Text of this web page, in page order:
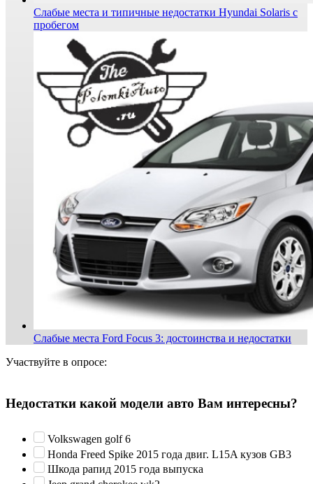
Слабые места и типичные недостатки Hyundai Solaris с
пробегом
Слабые места Ford Focus 3: достоинства и недостатки
Участвуйте в опросе:
Недостатки какой модели авто Вам интересны?
Volkswagen golf 6
Honda Freed Spike 2015 года двиг. L15A кузов GB3
Шкода рапид 2015 года выпуска